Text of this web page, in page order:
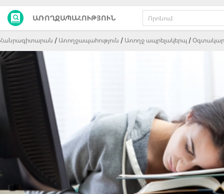
ԱՌՈՂՋԱՊԱՀՈՒԹՅՈՒՆ
Հանրագիտարան Առողջապահություն Առողջ ապրելակերպ Oգտակար